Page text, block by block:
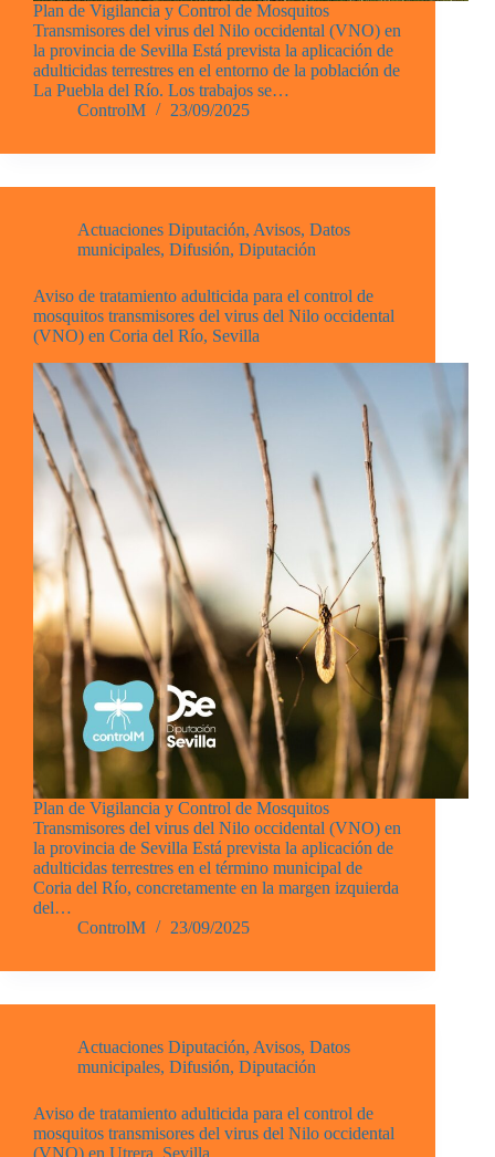
Plan de Vigilancia y Control de Mosquitos
Transmisores del virus del Nilo occidental (VNO) en
la provincia de Sevilla Está prevista la aplicación de
adulticidas terrestres en el entorno de la población de
La Puebla del Río. Los trabajos se…
ControlM
23/09/2025
Actuaciones Diputación, Avisos, Datos
municipales, Difusión, Diputación
Aviso de tratamiento adulticida para el control de
mosquitos transmisores del virus del Nilo occidental
(VNO) en Coria del Río, Sevilla
Plan de Vigilancia y Control de Mosquitos
Transmisores del virus del Nilo occidental (VNO) en
la provincia de Sevilla Está prevista la aplicación de
adulticidas terrestres en el término municipal de
Coria del Río, concretamente en la margen izquierda
del…
ControlM
23/09/2025
Actuaciones Diputación, Avisos, Datos
municipales, Difusión, Diputación
Aviso de tratamiento adulticida para el control de
mosquitos transmisores del virus del Nilo occidental